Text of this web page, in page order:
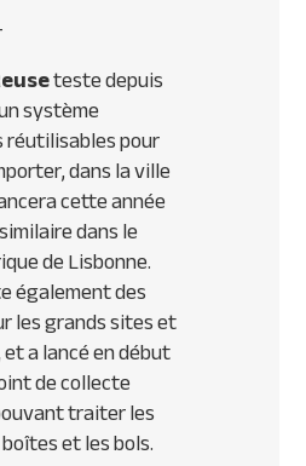
teste depuis
système
réutilisables pour
dans la ville
cette année
dans le
de Lisbonne.
également des
les grands sites et
a lancé en début
de collecte
traiter les
et les bols.